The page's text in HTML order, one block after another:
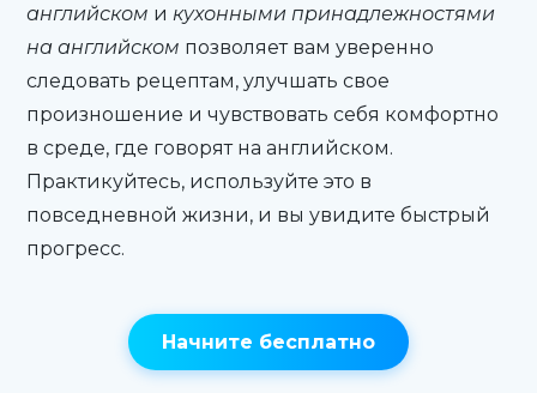
английском икухонными принадлежностями
на английском позволяет вам уверенно
следовать рецептам, улучшать свое
произношение и чувствовать себя комфортно
в среде, где говорят на английском.
Практикуйтесь, используйте это в
повседневной жизни, и вы увидите быстрый
прогресс.
Начните бесплатно